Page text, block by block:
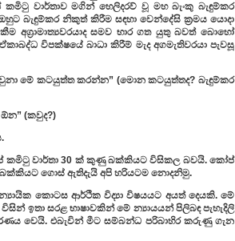
කමිටු වාර්තාව මගින් හෙලිදරව් වූ මහ බැංකු බැඳුම්කර
බැඳුම්කර නිකුත් කිරීම සඳහා වෙන්දේසි ක්‍රමය යොදා
අග්‍රාමාත්‍යවරයාද සමව භාර ගත යුතු බවත් බොහෝ
විපක්ෂයේ බාධා කිරීම් මැද අගමැතිවරයා පැවසූ
මේ කටයුත්ත කරන්න” (මොන කටයුත්තද? බැඳුම්කර
(කවුද?)
කමිටු වාර්තා 30 ක් කුණු බක්කියට විසිකල බවයි. කෝප්
ගොස් ඇතිදැයි අපි හරියටම නොදනිමු.
කොටස ආර්ථික විද්‍යා විෂයයට අයත් දෙයකි. මේ
ඉතා සරළ භාෂාවකින් මේ න්‍යායයන් පිලිබඳ පැහැදිලි
වෙයි. එබැවින් මීට සම්බන්ධ පරිබාහිර කරුණු ගැන